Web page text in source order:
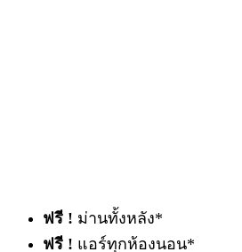
ฟรี ! ม่านทั้งหลัง*
ฟรี ! แอร์ทุกห้องนอน*